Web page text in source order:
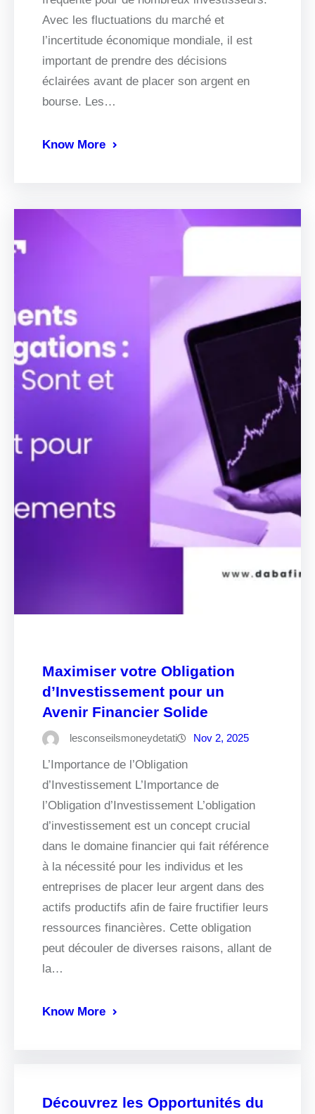
Avec les fluctuations du marché et
l’incertitude économique mondiale, il est
important de prendre des décisions
éclairées avant de placer son argent en
bourse. Les…
Know More
Maximiser votre Obligation
d’Investissement pour un
Avenir Financier Solide
lesconseilsmoneydetati Nov 2, 2025
L’Importance de l’Obligation
d’Investissement L’Importance de
l’Obligation d’Investissement L’obligation
d’investissement est un concept crucial
dans le domaine financier qui fait référence
à la nécessité pour les individus et les
entreprises de placer leur argent dans des
actifs productifs afin de faire fructifier leurs
ressources financières. Cette obligation
peut découler de diverses raisons, allant de
la…
Know More
Découvrez les Opportunités du